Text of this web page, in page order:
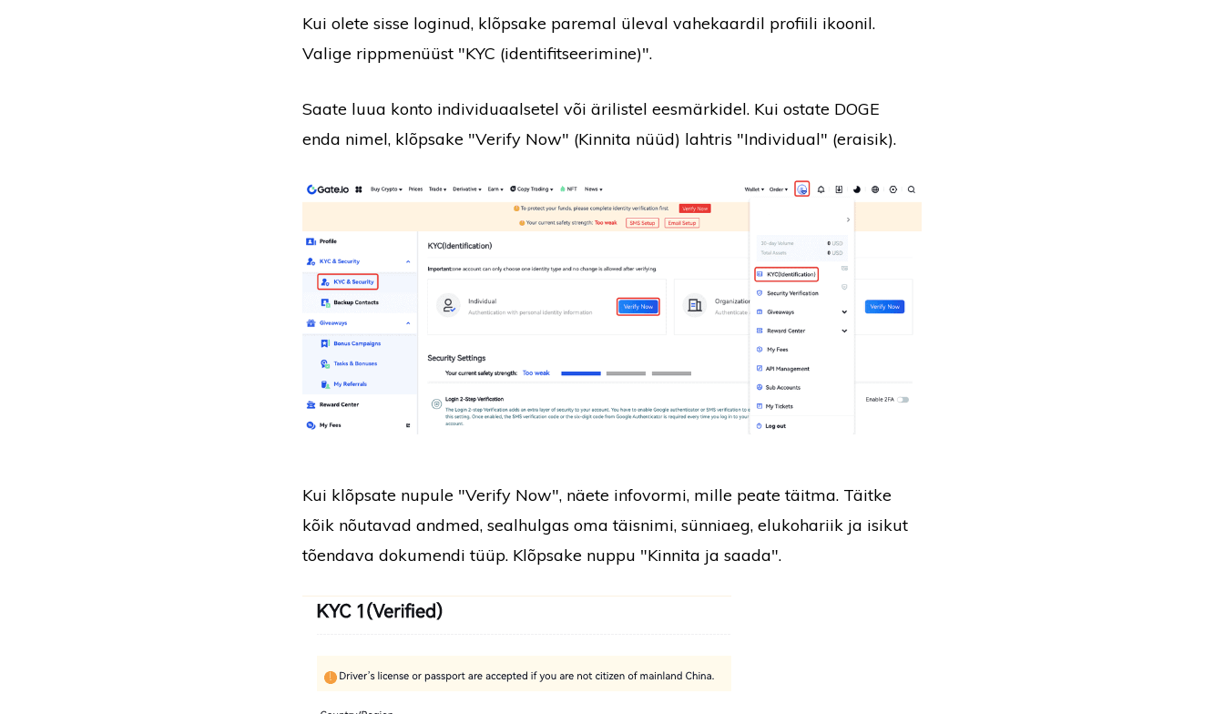
Kui olete sisse loginud, klõpsake paremal üleval vahekaardil profiili ikoonil.
Valige rippmenüüst "KYC (identifitseerimine)".
Saate luua konto individuaalsetel või ärilistel eesmärkidel. Kui ostate DOGE
enda nimel, klõpsake "Verify Now" (Kinnita nüüd) lahtris "Individual" (eraisik).
Kui klõpsate nupule "Verify Now", näete infovormi, mille peate täitma. Täitke
kõik nõutavad andmed, sealhulgas oma täisnimi, sünniaeg, elukohariik ja isikut
tõendava dokumendi tüüp. Klõpsake nuppu "Kinnita ja saada".